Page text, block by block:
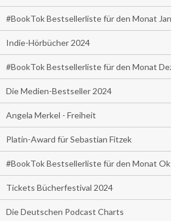
#BookTok Bestsellerliste für den Monat
Indie-Hörbücher 2024
#BookTok Bestsellerliste für den Monat
Die Medien-Bestseller 2024
Angela Merkel - Freiheit
Platin-Award für Sebastian Fitzek
#BookTok Bestsellerliste für den Monat
Tickets Bücherfestival 2024
Die Deutschen Podcast Charts